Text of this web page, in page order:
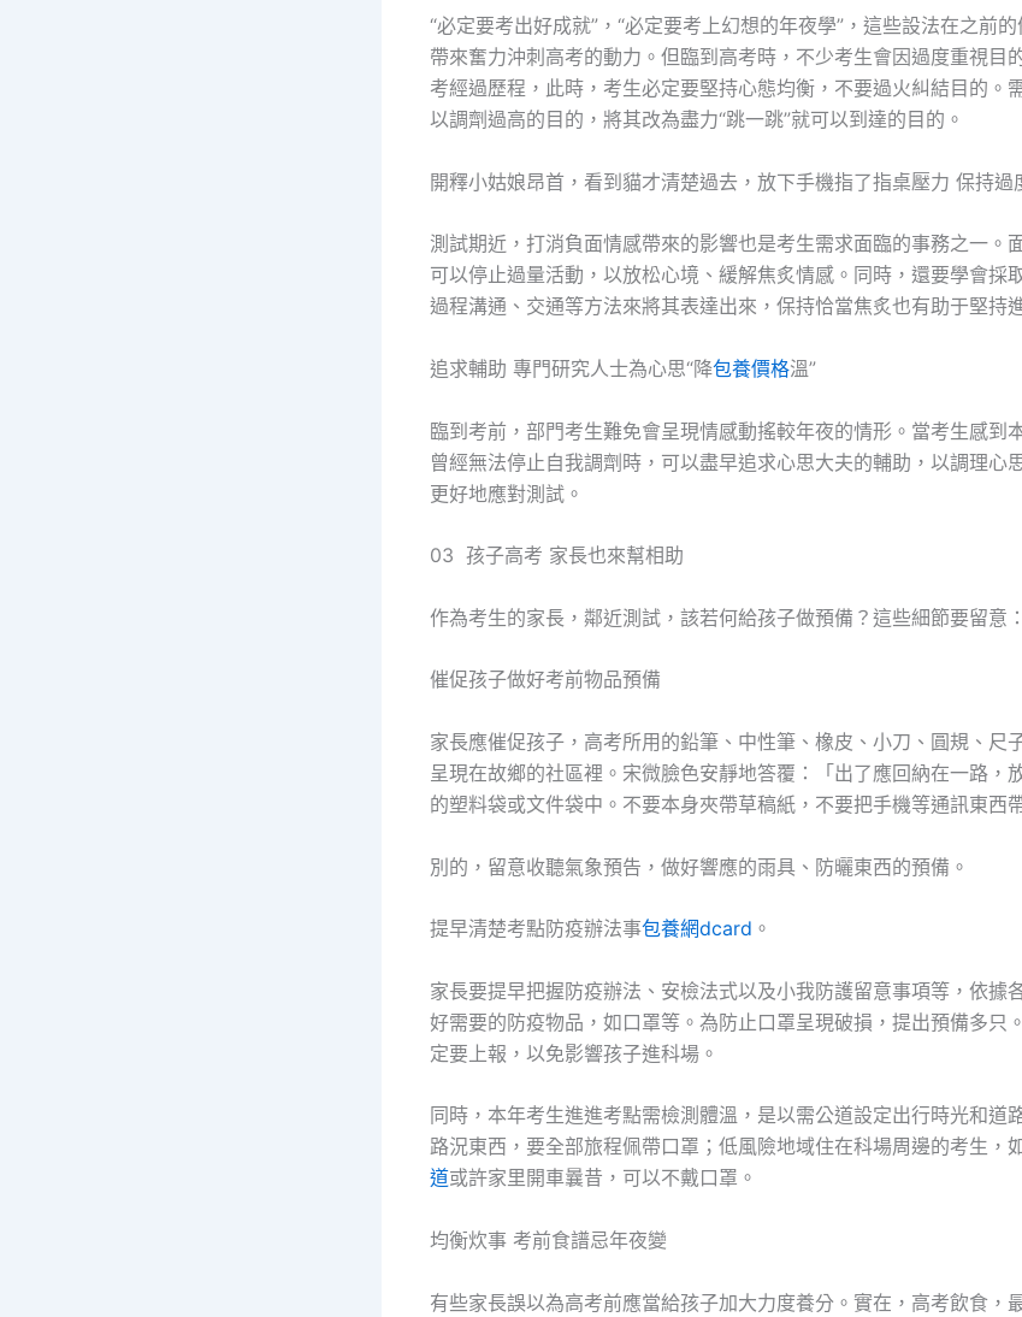
“必定要考出好成就”，“必定要考上幻想的年夜學”，這些設法在之前
帶來奮力沖刺高考的動力。但臨到高考時，不少考生會因過度重視目
考經過歷程，此時，考生必定要堅持心態均衡，不要過火糾結目的。
以調劑過高的目的，將其改為盡力“跳一跳”就可以到達的目的。
開釋小姑娘昂首，看到貓才清楚過去，放下手機指了指桌壓力 保持過
測試期近，打消負面情感帶來的影響也是考生需求面臨的事務之一。
可以停止過量活動，以放松心境、緩解焦炙情感。同時，還要學會採
過程溝通、交通等方法來將其表達出來，保持恰當焦炙也有助于堅持
追求輔助 專門研究人士為心思“降包養價格溫”
臨到考前，部門考生難免會呈現情感動搖較年夜的情形。當考生感到
曾經無法停止自我調劑時，可以盡早追求心思大夫的輔助，以調理心
更好地應對測試。
03 孩子高考 家長也來幫相助
作為考生的家長，鄰近測試，該若何給孩子做預備？這些細節要留意：
催促孩子做好考前物品預備
家長應催促孩子，高考所用的鉛筆、中性筆、橡皮、小刀、圓規、尺
呈現在故鄉的社區裡。宋微臉色安靜地答覆：「出了應回納在一路，
的塑料袋或文件袋中。不要本身夾帶草稿紙，不要把手機等通訊東西
別的，留意收聽氣象預告，做好響應的雨具、防曬東西的預備。
提早清楚考點防疫辦法事包養網dcard 。
家長要提早把握防疫辦法、安檢法式以及小我防護留意事項等，依據
好需要的防疫物品，如口罩等。為防止口罩呈現破損，提出預備多只
定要上報，以免影響孩子進科場。
同時，本年考生進進考點需檢測體溫，是以需公道設定出行時光和道
路況東西，要全部旅程佩帶口罩；低風險地域住在科場周邊的考生，
道或許家里開車曩昔，可以不戴口罩。
均衡炊事 考前食譜忌年夜變
有些家長誤以為高考前應當給孩子加大力度養分。實在，高考飲食，